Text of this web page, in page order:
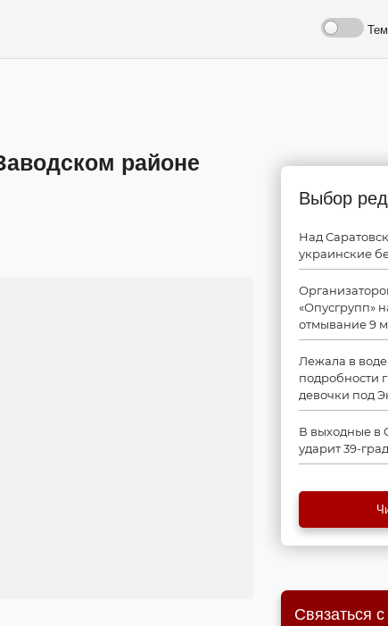
районе
Выбор
Над
украинские
«Опусгрупп»
отмывание 9
Лежала в
подробности
девочки под
В выходные в
ударит 39-
Связаться